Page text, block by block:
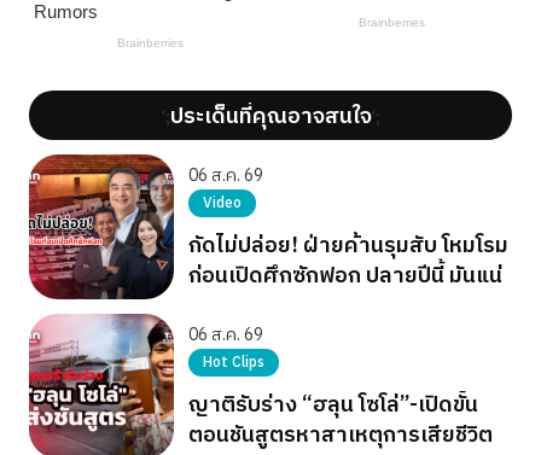
';ประเด็นที่คุณอาจสนใจ';
06 ส.ค. 69
Video
กัดไม่ปล่อย! ฝ่ายค้านรุมสับ โหมโรม
ก่อนเปิดศึกซักฟอก ปลายปีนี้ มันแน่
06 ส.ค. 69
Hot Clips
ญาติรับร่าง “ฮลุน โซโล่”-เปิดขั้น
ตอนชันสูตรหาสาเหตุการเสียชีวิต